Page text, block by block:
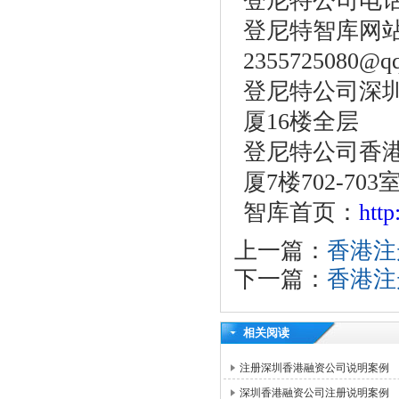
登尼特智库网
登尼特公司深
厦16楼全层
登尼特公司香
厦7楼702-703
智库首页：
上一篇： 香港
下一篇： 香港
相关阅读
注册深圳香港融资公司说明案例
深圳香港融资公司注册说明案例